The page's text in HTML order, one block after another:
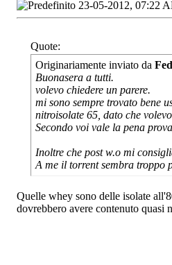
23-05-2012, 07:22
Quote:
Originariamente inviato da
Buonasera a tutti.
volevo chiedere un parere.
mi sono sempre trovato bene
nitroisolate 65, dato che
Secondo voi vale la pena
Inoltre che post w.o mi
A me il torrent sembra troppo
Quelle whey sono delle isolate
dovrebbero avere contenuto quasi